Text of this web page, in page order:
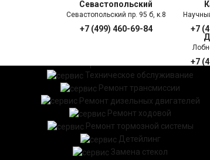
Севастопольский
Севастопольский пр. 95 б, к.8
+7 (499) 460-69-84 +7
+7
Техническое обслуживание
Ремонт трансмиссии
Ремонт дизельных двигателей
Ремонт ходовой
Ремонт тормозной системы
Детейлинг
Замена стекол